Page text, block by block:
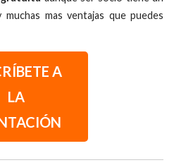
mas ventajas que puedes
A
LA